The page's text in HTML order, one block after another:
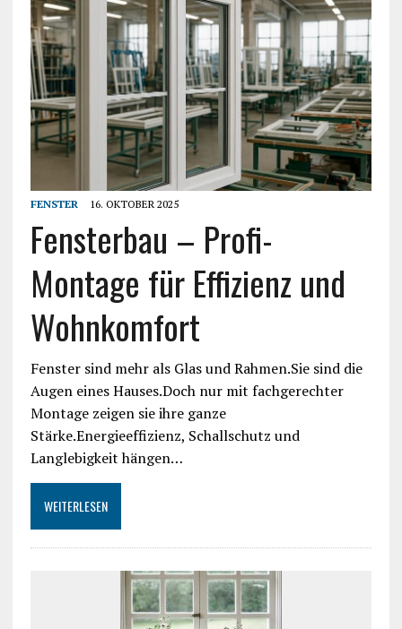
FENSTER 16. OKTOBER 2025
Fensterbau – Profi-
Montage für Effizienz und
Wohnkomfort
Fenster sind mehr als Glas und Rahmen.Sie sind die
Augen eines Hauses.Doch nur mit fachgerechter
Montage zeigen sie ihre ganze
Stärke.Energieeffizienz, Schallschutz und
Langlebigkeit hängen…
WEITERLESEN